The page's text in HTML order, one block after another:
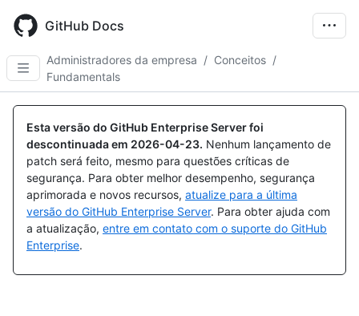
main
content
GitHub Docs
Administradores da empresa / Conceitos /
Fundamentals
Esta versão do GitHub Enterprise Server foi
descontinuada em 2026-04-23. Nenhum lançamento de
patch será feito, mesmo para questões críticas de
segurança. Para obter melhor desempenho, segurança
aprimorada e novos recursos, atualize para a última
versão do GitHub Enterprise Server. Para obter ajuda com
a atualização, entre em contato com o suporte do GitHub
Enterprise.